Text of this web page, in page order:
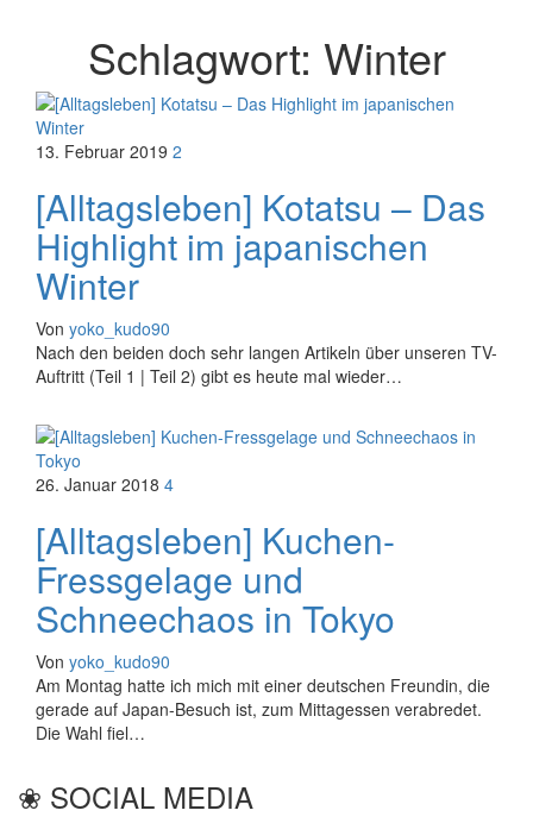
Schlagwort: Winter
13. Februar 2019 2
[Alltagsleben] Kotatsu – Das
Highlight im japanischen
Winter
Von yoko_kudo90
Nach den beiden doch sehr langen Artikeln über unseren TV-
Auftritt (Teil 1 | Teil 2) gibt es heute mal wieder…
26. Januar 2018 4
[Alltagsleben] Kuchen-
Fressgelage und
Schneechaos in Tokyo
Von yoko_kudo90
Am Montag hatte ich mich mit einer deutschen Freundin, die
gerade auf Japan-Besuch ist, zum Mittagessen verabredet.
Die Wahl fiel…
❀ SOCIAL MEDIA